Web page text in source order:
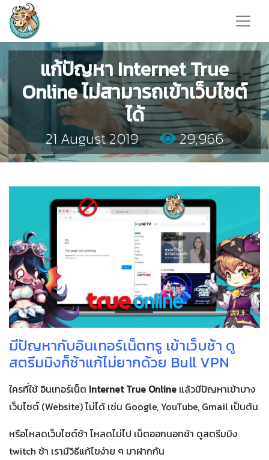
แก้ปัญหา Internet True
Online ไม่สามารถเข้าเว็บไซต์
ได้
21 August 2019 29,966
มีปัญหากับอินเทอร์เน็ตทรู เข้าเว็บช้า ดู
สตรีมมิงก็ช้าแก้ไม่ยากด้วย Bull VPN
ใครที่ใช้ อินเทอร์เน็ต Internet True Online แล้วมีปัญหาเข้าบาง
เว็บไซต์ (Website) ไม่ได้ เช่น Google, YouTube, Gmail เป็นต้น
หรือโหลดเว็บไซต์ช้า โหลดไม่ไป เน็ตออกนอกช้า ดูสตรีมมิง
twitch ช้า เรามีวิธีแก้ไขง่าย ๆ มาฝากกัน